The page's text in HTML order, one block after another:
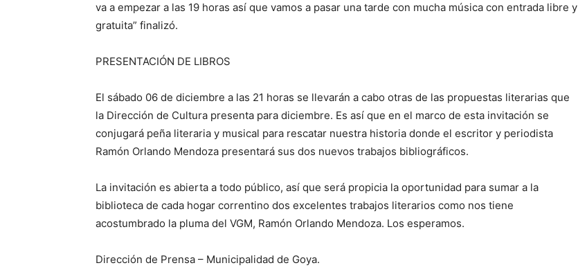
va a empezar a las 19 horas así que vamos a pasar una tarde con mucha música con entrada libre y
gratuita” finalizó.
PRESENTACIÓN DE LIBROS
El sábado 06 de diciembre a las 21 horas se llevarán a cabo otras de las propuestas literarias que
la Dirección de Cultura presenta para diciembre. Es así que en el marco de esta invitación se
conjugará peña literaria y musical para rescatar nuestra historia donde el escritor y periodista
Ramón Orlando Mendoza presentará sus dos nuevos trabajos bibliográficos.
La invitación es abierta a todo público, así que será propicia la oportunidad para sumar a la
biblioteca de cada hogar correntino dos excelentes trabajos literarios como nos tiene
acostumbrado la pluma del VGM, Ramón Orlando Mendoza. Los esperamos.
Dirección de Prensa – Municipalidad de Goya.